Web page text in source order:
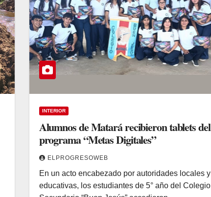
INTERIOR
Alumnos de Matará recibieron tablets del
programa “Metas Digitales”
ELPROGRESOWEB
En un acto encabezado por autoridades locales y
educativas, los estudiantes de 5° año del Colegio